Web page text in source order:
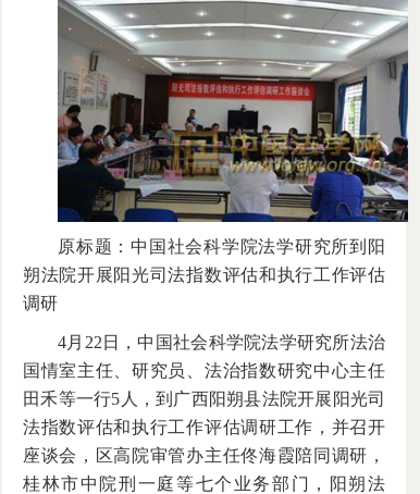
原标题：中国社会科学院法学研究所到阳
朔法院开展阳光司法指数评估和执行工作评估
调研
4月22日，中国社会科学院法学研究所法治
国情室主任、研究员、法治指数研究中心主任
田禾等一行5人，到广西阳朔县法院开展阳光司
法指数评估和执行工作评估调研工作，并召开
座谈会，区高院审管办主任佟海霞陪同调研，
桂林市中院刑一庭等七个业务部门，阳朔法